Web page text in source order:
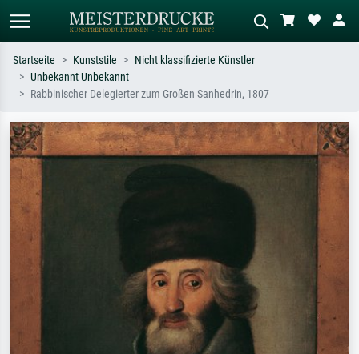
Standardsuche KI-Bildersuche
oder Stilen – z.B. Monet,
Sternennacht, Impressionismus, Welle
Wiese, Abstrakt mit viel Rot, Dunkles
Ölgemälde, Stehender Akt neben einem
Startseite Kunststile
Nicht klassifizierte Künstler
Unbekannt Unbekannt
Rabbinischer Delegierter zum Großen Sanhedrin, 1807